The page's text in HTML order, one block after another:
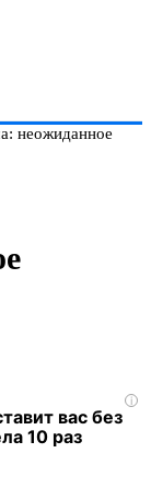
неожиданное
i
вас без
10 раз